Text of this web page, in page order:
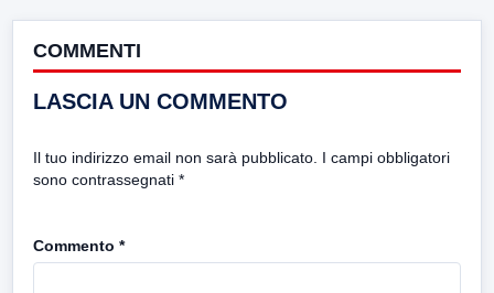
COMMENTI
LASCIA UN COMMENTO
Il tuo indirizzo email non sarà pubblicato. I campi obbligatori
sono contrassegnati *
Commento *